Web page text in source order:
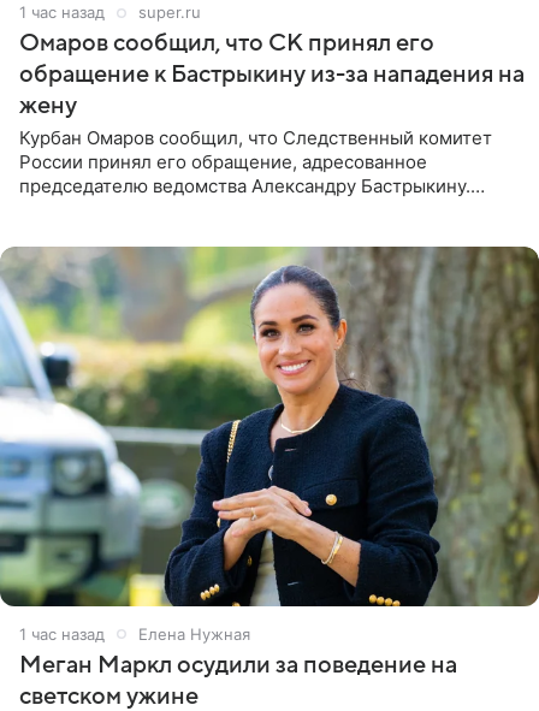
1 час назад super.ru
Омаров сообщил, что СК принял его
обращение к Бастрыкину из-за нападения на
жену
Курбан Омаров сообщил, что Следственный комитет
России принял его обращение, адресованное
председателю ведомства Александру Бастрыкину.
1 час назад Елена Нужная
Меган Маркл осудили за поведение на
светском ужине